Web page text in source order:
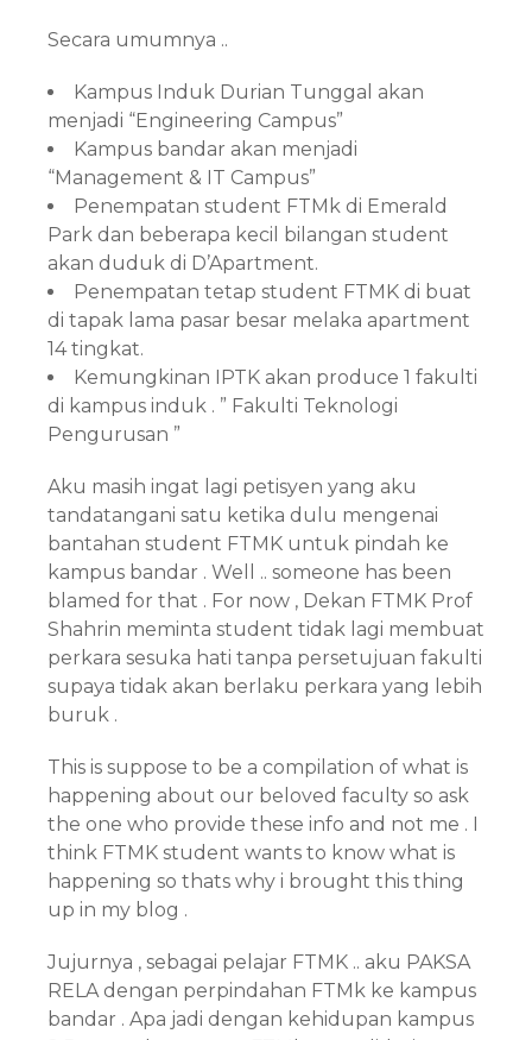
Secara umumnya ..
Kampus Induk Durian Tunggal akan
menjadi “Engineering Campus”
Kampus bandar akan menjadi
“Management & IT Campus”
Penempatan student FTMk di Emerald
Park dan beberapa kecil bilangan student
akan duduk di D’Apartment.
Penempatan tetap student FTMK di buat
di tapak lama pasar besar melaka apartment
14 tingkat.
Kemungkinan IPTK akan produce 1 fakulti
di kampus induk . ” Fakulti Teknologi
Pengurusan ”
Aku masih ingat lagi petisyen yang aku
tandatangani satu ketika dulu mengenai
bantahan student FTMK untuk pindah ke
kampus bandar . Well .. someone has been
blamed for that . For now , Dekan FTMK Prof
Shahrin meminta student tidak lagi membuat
perkara sesuka hati tanpa persetujuan fakulti
supaya tidak akan berlaku perkara yang lebih
buruk .
This is suppose to be a compilation of what is
happening about our beloved faculty so ask
the one who provide these info and not me . I
think FTMK student wants to know what is
happening so thats why i brought this thing
up in my blog .
Jujurnya , sebagai pelajar FTMK .. aku PAKSA
RELA dengan perpindahan FTMk ke kampus
bandar . Apa jadi dengan kehidupan kampus